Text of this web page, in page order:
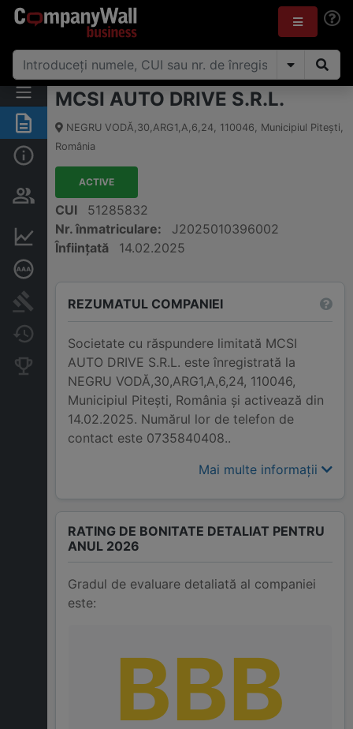
Rezumat
Persoane și structură de
proprietate
Informații financiare
Publicații în instanță
Companii concurente
MCSI AUTO DRIVE S.R.L.
NEGRU VODĂ,30,ARG1,A,6,24, 110046, Municipiul Piteşti,
România
ACTIVE
CUI
51285832
Nr. înmatriculare:
J2025010396002
Înființată
14.02.2025
REZUMATUL COMPANIEI
Societate cu răspundere limitată MCSI
AUTO DRIVE S.R.L. este înregistrată la
NEGRU VODĂ,30,ARG1,A,6,24, 110046,
Municipiul Piteşti, România și activează din
14.02.2025. Numărul lor de telefon de
contact este 0735840408..
Mai multe informații
RATING DE BONITATE DETALIAT PENTRU
ANUL 2026
Gradul de evaluare detaliată al companiei
este:
BBB